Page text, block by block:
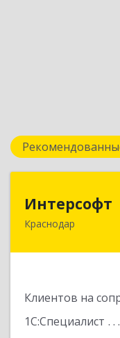
Интерсофт
Краснодар
Клиентов на
1С:Специалист
350020,